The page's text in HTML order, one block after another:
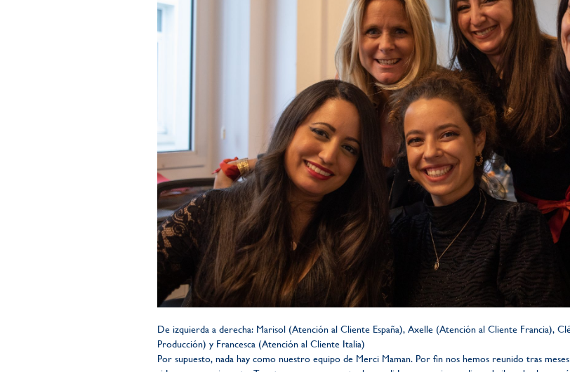
De izquierda a derecha: Marisol (Atención al Cliente España), Axelle (Atención al Cliente Francia),
Producción) y Francesca (Atención al Cliente Italia)
Por supuesto, nada hay como nuestro equipo de Merci Maman. Por fin nos hemos reunido tras